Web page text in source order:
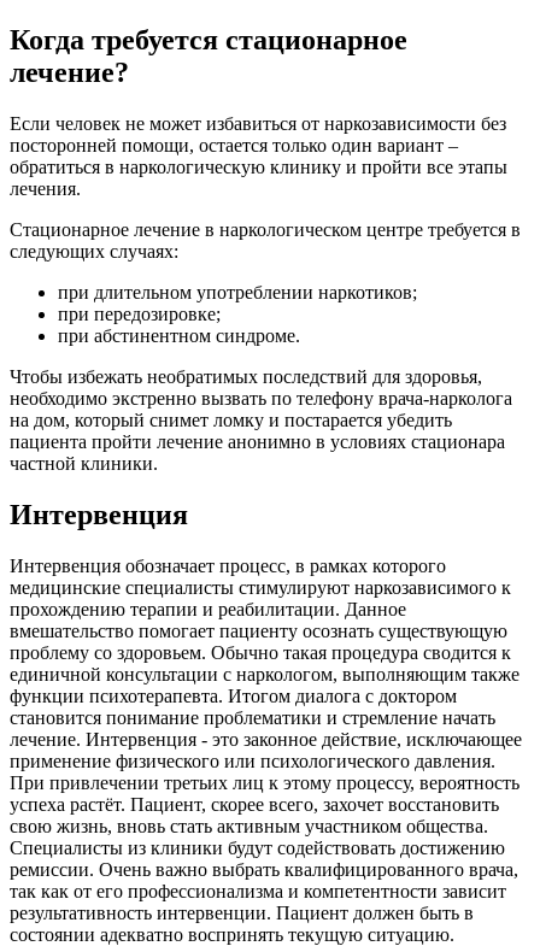
Когда требуется стационарное
лечение?
Если человек не может избавиться от наркозависимости без
посторонней помощи, остается только один вариант –
обратиться в наркологическую клинику и пройти все этапы
лечения.
Стационарное лечение в наркологическом центре требуется в
следующих случаях:
при длительном употреблении наркотиков;
при передозировке;
при абстинентном синдроме.
Чтобы избежать необратимых последствий для здоровья,
необходимо экстренно вызвать по телефону врача-нарколога
на дом, который снимет ломку и постарается убедить
пациента пройти лечение анонимно в условиях стационара
частной клиники.
Интервенция
Интервенция обозначает процесс, в рамках которого
медицинские специалисты стимулируют наркозависимого к
прохождению терапии и реабилитации. Данное
вмешательство помогает пациенту осознать существующую
проблему со здоровьем. Обычно такая процедура сводится к
единичной консультации с наркологом, выполняющим также
функции психотерапевта. Итогом диалога с доктором
становится понимание проблематики и стремление начать
лечение. Интервенция - это законное действие, исключающее
применение физического или психологического давления.
При привлечении третьих лиц к этому процессу, вероятность
успеха растёт. Пациент, скорее всего, захочет восстановить
свою жизнь, вновь стать активным участником общества.
Специалисты из клиники будут содействовать достижению
ремиссии. Очень важно выбрать квалифицированного врача,
так как от его профессионализма и компетентности зависит
результативность интервенции. Пациент должен быть в
состоянии адекватно воспринять текущую ситуацию.